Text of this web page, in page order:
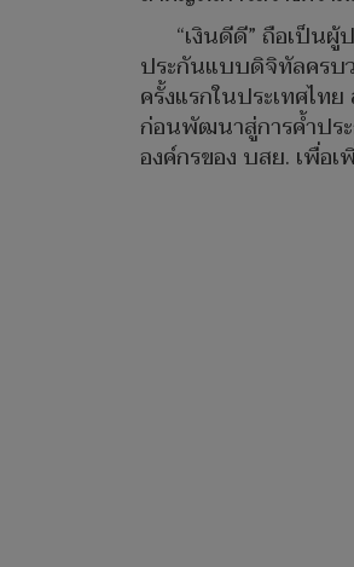
“เงินดีดี” ถือเป็น
ประกันแบบดิจิทัลครบ
ครั้งแรกในประเทศไ
ก่อนพัฒนาสู่การค้ำปร
องค์กรของ บสย. เพื่อ